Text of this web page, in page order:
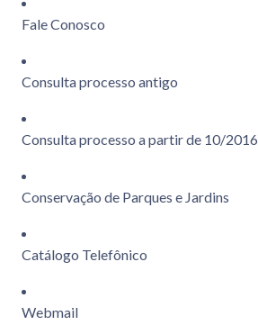
Fale Conosco
Consulta processo antigo
Consulta processo a partir de 10/2016
Conservação de Parques e Jardins
Catálogo Telefônico
Webmail